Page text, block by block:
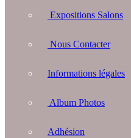
Expositions Salons
Nous Contacter
Informations légales
Album Photos
Adhésion